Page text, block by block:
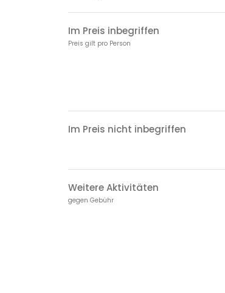
Im Preis inbegriffen
Preis gilt pro Person
Im Preis nicht inbegriffen
Weitere Aktivitäten
gegen Gebühr